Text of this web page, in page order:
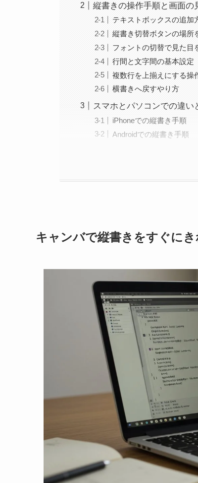
縦書きの操作手順と画面の
テキストボックスの追加
縦書き切替ボタンの場所
フォントの切替で見た目
行間と文字間の基本設定
複数行を上揃えにする操
横書きへ戻すやり方
スマホとパソコンでの違い
iPhoneでの縦書き手順
Androidでの縦書き手順
キャンバで縦書きをすぐに